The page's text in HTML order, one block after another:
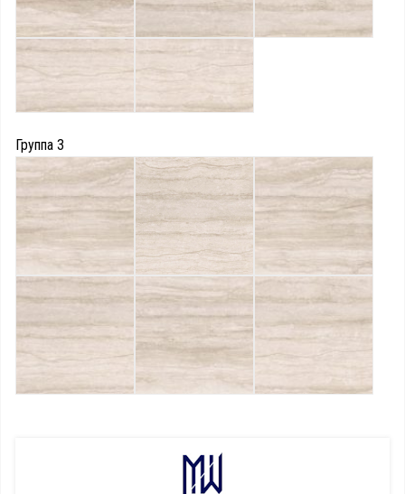
Группа 3